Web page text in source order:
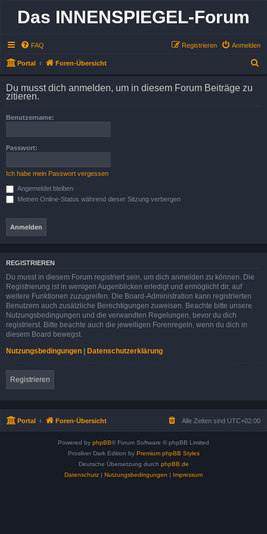
Das INNENSPIEGEL-Forum
FAQ Anmelden
Registrieren
Portal Foren-Übersicht
Du musst dich anmelden, um in diesem Forum Beiträge zu
zitieren.
Benutzername:
Passwort:
Ich habe mein Passwort vergessen
Angemeldet bleiben
Meinen Online-Status während dieser Sitzung verbergen
REGISTRIEREN
Du musst in diesem Forum registriert sein, um dich anmelden zu können. Die
Registrierung ist in wenigen Augenblicken erledigt und ermöglicht dir, auf
weitere Funktionen zuzugreifen. Die Board-Administration kann registrierten
Benutzern auch zusätzliche Berechtigungen zuweisen. Beachte bitte unsere
Nutzungsbedingungen und die verwandten Regelungen, bevor du dich
registrierst. Bitte beachte auch die jeweiligen Forenregeln, wenn du dich in
diesem Board bewegst.
Nutzungsbedingungen | Datenschutzerklärung
Registrieren
Portal Foren-Übersicht Alle Zeiten sind UTC+02:00
Powered by phpBB® Forum Software © phpBB Limited
Prosilver Dark Edition by Premium phpBB Styles
Deutsche Übersetzung durch phpBB.de
Datenschutz | Nutzungsbedingungen | Impressum